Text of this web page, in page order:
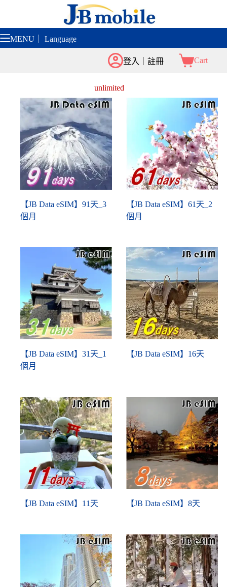
主
要 MENU｜ Language
登入｜註冊 Cart
unlimited
【JB Data eSIM】91天_3
個月
【JB Data eSIM】61天_2
個月
【JB Data eSIM】31天_1
個月
【JB Data eSIM】16天
【JB Data eSIM】11天 【JB Data eSIM】8天